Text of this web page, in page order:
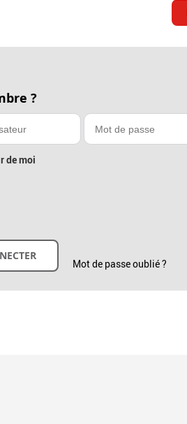
?
de moi
Mot de passe oublié ?